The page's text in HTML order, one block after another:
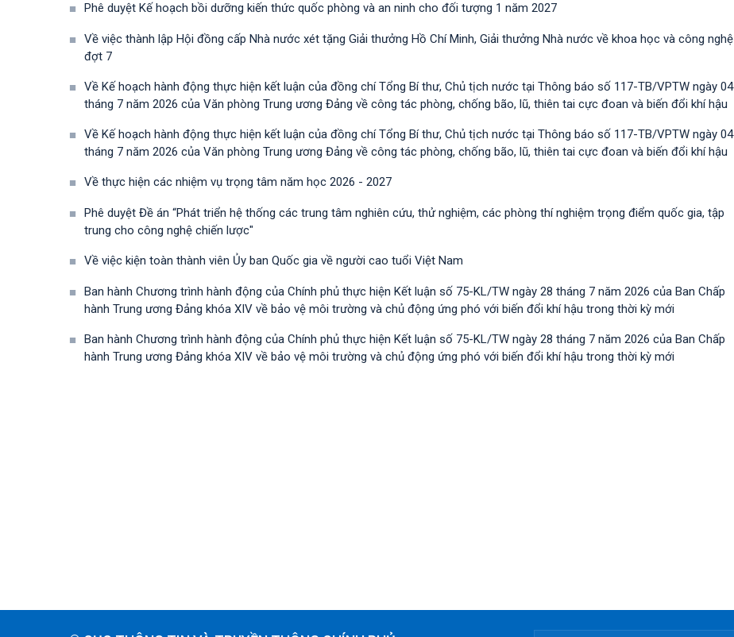
Phê duyệt Kế hoạch bồi dưỡng kiến thức quốc phòng và an ninh cho đối tượng 1 năm 2027
Về việc thành lập Hội đồng cấp Nhà nước xét tặng Giải thưởng Hồ Chí Minh, Giải thưởng Nhà nước về khoa học và công nghệ
đợt 7
Về Kế hoạch hành động thực hiện kết luận của đồng chí Tổng Bí thư, Chủ tịch nước tại Thông báo số 117-TB/VPTW ngày 04
tháng 7 năm 2026 của Văn phòng Trung ương Đảng về công tác phòng, chống bão, lũ, thiên tai cực đoan và biến đổi khí hậu
Về Kế hoạch hành động thực hiện kết luận của đồng chí Tổng Bí thư, Chủ tịch nước tại Thông báo số 117-TB/VPTW ngày 04
tháng 7 năm 2026 của Văn phòng Trung ương Đảng về công tác phòng, chống bão, lũ, thiên tai cực đoan và biến đổi khí hậu
Về thực hiện các nhiệm vụ trọng tâm năm học 2026 - 2027
Phê duyệt Đề án “Phát triển hệ thống các trung tâm nghiên cứu, thử nghiệm, các phòng thí nghiệm trọng điểm quốc gia, tập
trung cho công nghệ chiến lược"
Về việc kiện toàn thành viên Ủy ban Quốc gia về người cao tuổi Việt Nam
Ban hành Chương trình hành động của Chính phủ thực hiện Kết luận số 75-KL/TW ngày 28 tháng 7 năm 2026 của Ban Chấp
hành Trung ương Đảng khóa XIV về bảo vệ môi trường và chủ động ứng phó với biến đổi khí hậu trong thời kỳ mới
Ban hành Chương trình hành động của Chính phủ thực hiện Kết luận số 75-KL/TW ngày 28 tháng 7 năm 2026 của Ban Chấp
hành Trung ương Đảng khóa XIV về bảo vệ môi trường và chủ động ứng phó với biến đổi khí hậu trong thời kỳ mới